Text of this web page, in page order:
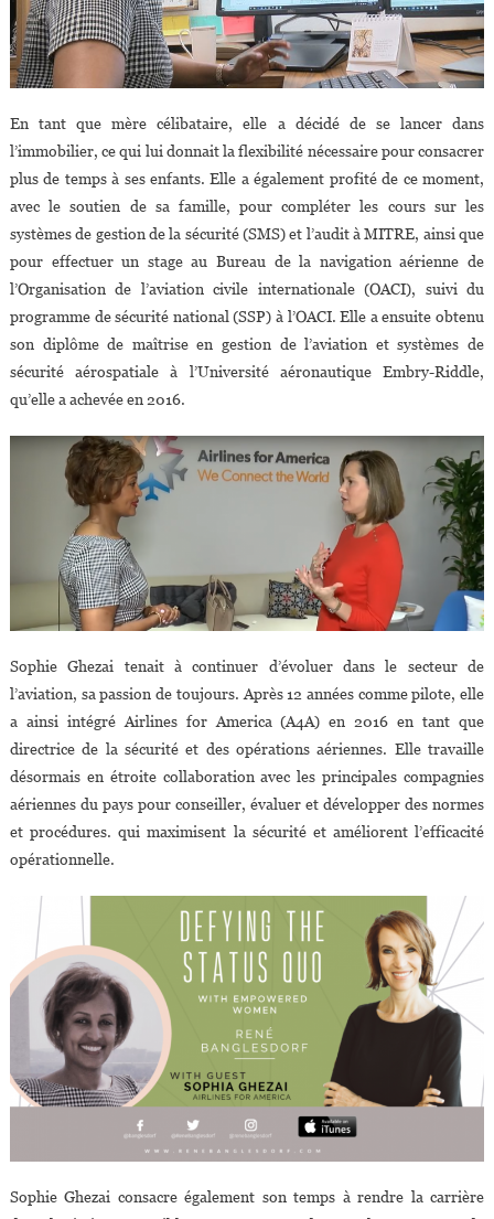
En tant que mère célibataire, elle a décidé de se lancer dans
l’immobilier, ce qui lui donnait la flexibilité nécessaire pour consacrer
plus de temps à ses enfants. Elle a également profité de ce moment,
avec le soutien de sa famille, pour compléter les cours sur les
systèmes de gestion de la sécurité (SMS) et l’audit à MITRE, ainsi que
pour effectuer un stage au Bureau de la navigation aérienne de
l’Organisation de l’aviation civile internationale (OACI), suivi du
programme de sécurité national (SSP) à l’OACI. Elle a ensuite obtenu
son diplôme de maîtrise en gestion de l’aviation et systèmes de
sécurité aérospatiale à l’Université aéronautique Embry-Riddle,
qu’elle a achevée en 2016.
Sophie Ghezai tenait à continuer d’évoluer dans le secteur de
l’aviation, sa passion de toujours. Après 12 années comme pilote, elle
a ainsi intégré Airlines for America (A4A) en 2016 en tant que
directrice de la sécurité et des opérations aériennes. Elle travaille
désormais en étroite collaboration avec les principales compagnies
aériennes du pays pour conseiller, évaluer et développer des normes
et procédures. qui maximisent la sécurité et améliorent l’efficacité
opérationnelle.
Sophie Ghezai consacre également son temps à rendre la carrière